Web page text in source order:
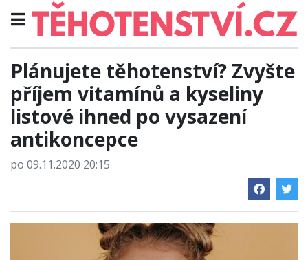
Plánujete těhotenství? Zvyšte
příjem vitamínů a kyseliny
listové ihned po vysazení
antikoncepce
po 09.11.2020 20:15